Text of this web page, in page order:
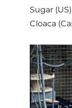
Sugar
Cloaca